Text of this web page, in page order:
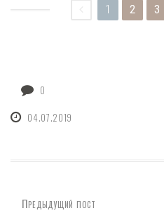
1 2 3
0
04.07.2019
Предыдущий пост